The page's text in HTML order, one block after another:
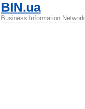
BIN.ua
Business Information Network